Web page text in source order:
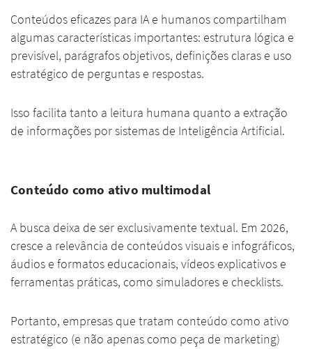
Conteúdos eficazes para IA e humanos compartilham
algumas características importantes: estrutura lógica e
previsível, parágrafos objetivos, definições claras e uso
estratégico de perguntas e respostas.
Isso facilita tanto a leitura humana quanto a extração
de informações por sistemas de Inteligência Artificial.
Conteúdo como ativo multimodal
A busca deixa de ser exclusivamente textual. Em 2026,
cresce a relevância de conteúdos visuais e infográficos,
áudios e formatos educacionais, vídeos explicativos e
ferramentas práticas, como simuladores e checklists.
Portanto, empresas que tratam conteúdo como ativo
estratégico (e não apenas como peça de marketing)